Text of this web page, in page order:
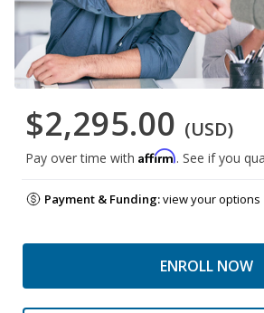
$2,295.00 (USD)
Pay over time with Affirm. See if you
Payment & Funding:view your options
ENROLL NOW